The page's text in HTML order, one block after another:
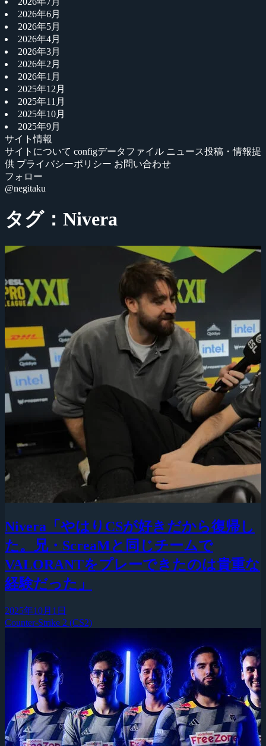
2026年6月
2026年5月
2026年4月
2026年3月
2026年2月
2026年1月
2025年12月
2025年11月
2025年10月
2025年9月
サイト情報
サイトについて configデータファイル ニュース投稿・情報提
供 プライバシーポリシー お問い合わせ
フォロー
@negitaku
タグ：Nivera
Nivera「やはりCSが好きだから復帰し
た。兄・ScreaMと同じチームで
VALORANTをプレーできたのは貴重な
経験だった」
2025年10月1日
Counter-Strike 2 (CS2)